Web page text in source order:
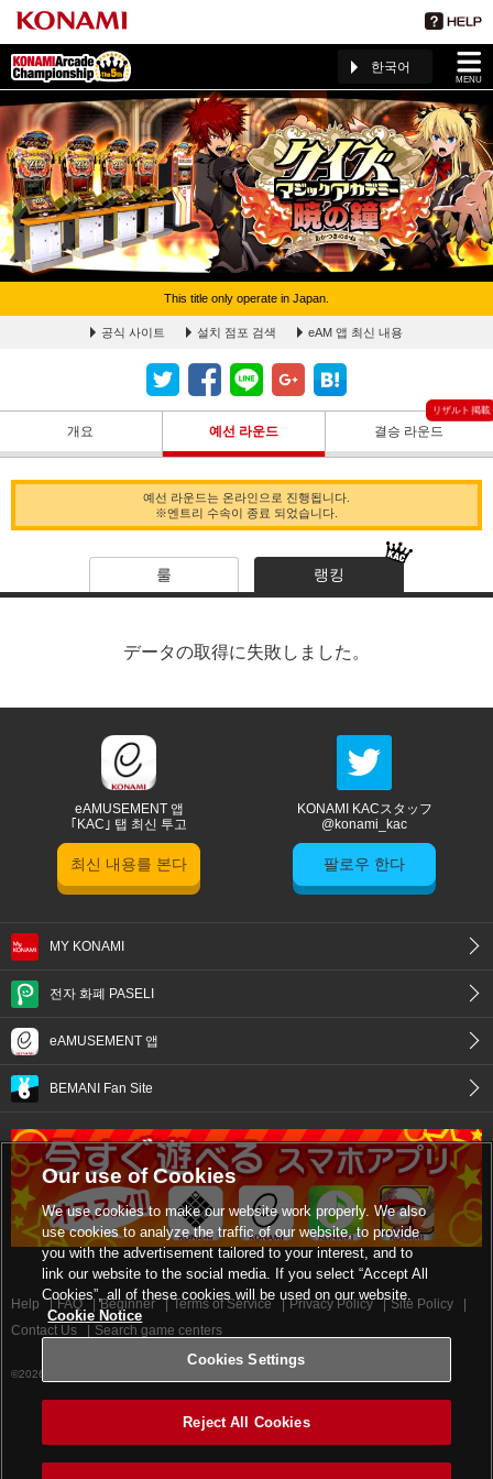
MENU
한국어
クイズマジックアカデミー暁の鐘 予選ラウンドランキングペ
ージ(The 5th KAC)
This title only operate in Japan.
공식 사이트 설치 점포 검색 eAM 앱 최신 내용
개요 예선 라운드 결승 라운드
예선 라운드는 온라인으로 진행됩니다.
※엔트리 수속이 종료 되었습니다.
룰 랭킹
データの取得に失敗しました。
eAMUSEMENT 앱
｢KAC｣ 탭 최신 투고
최신 내용를 본다
KONAMI KACスタッフ
@konami_kac
팔로우 한다
MY KONAMI
전자 화폐 PASELI
eAMUSEMENT 앱
BEMANI Fan Site
Help FAQ Beginner Terms of Service Privacy Policy
Site Policy
Contact Us
Search game centers
©2026 Konami Digital Entertainment
Our use of Cookies
We use cookies to make our website work properly. We also
use cookies to analyze the traffic of our website, to provide
you with the advertisement tailored to your interest, and to
link our website to the social media. If you select “Accept All
Cookies”, all of these cookies will be used on our website.
Cookie Notice
Cookies Settings
Reject All Cookies